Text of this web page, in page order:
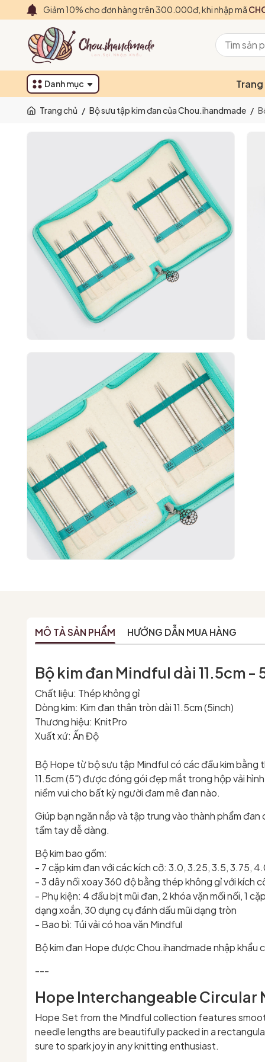
Giảm 10% cho đơn hàng trên 300.000đ, khi nhập mã
Danh mục
Trang chủ / Bộ sưu tập kim đan của Chou.ihandmade /
MÔ TẢ SẢN PHẨM HƯỚNG DẪN MUA HÀNG
Bộ kim đan Mindful dài 11.5cm -
Chất liệu: Thép không gỉ
Dòng kim: Kim đan thân tròn dài 11.5cm (5inch)
Thương hiệu: KnitPro
Xuất xứ: Ấn Độ
Bộ Hope từ bộ sưu tập Mindful có các đầu kim bằng
11.5cm (5") được đóng gói đẹp mắt trong hộp vải
niềm vui cho bất kỳ người đam mê đan nào.
Giúp bạn ngăn nắp và tập trung vào thành phẩm
tầm tay dễ dàng.
Bộ kim bao gồm:
- 7 cặp kim đan với các kích cỡ: 3.0, 3.25, 3.5,
- 3 dây nối xoay 360 độ bằng thép không gỉ với kích
- Phụ kiện: 4 đầu bịt mũi đan, 2 khóa vặn mối nối, 1
dạng xoắn, 30 dụng cụ đánh dấu mũi dạng tròn
- Bao bì: Túi vải có hoa văn Mindful
Bộ kim đan Hope được Chou.ihandmade nhập khẩu
---
Hope Interchangeable Circular
Hope Set from the Mindful collection features
needle lengths are beautifully packed in a
sure to spark joy in any knitting enthusiast.